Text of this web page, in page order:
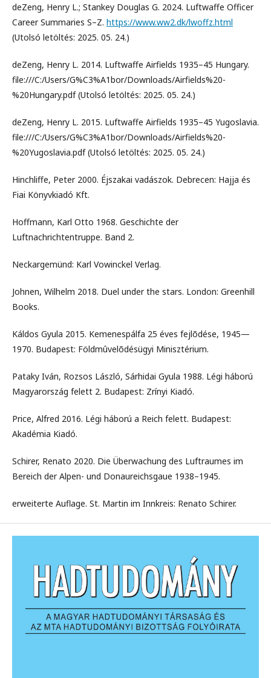
deZeng, Henry L.; Stankey Douglas G. 2024. Luftwaffe Officer
Career Summaries S–Z. https://www.ww2.dk/lwoffz.html
(Utolsó letöltés: 2025. 05. 24.)
deZeng, Henry L. 2014. Luftwaffe Airfields 1935–45 Hungary.
file:///C:/Users/G%C3%A1bor/Downloads/Airfields%20-
%20Hungary.pdf (Utolsó letöltés: 2025. 05. 24.)
deZeng, Henry L. 2015. Luftwaffe Airfields 1935–45 Yugoslavia.
file:///C:/Users/G%C3%A1bor/Downloads/Airfields%20-
%20Yugoslavia.pdf (Utolsó letöltés: 2025. 05. 24.)
Hinchliffe, Peter 2000. Éjszakai vadászok. Debrecen: Hajja és
Fiai Könyvkiadó Kft.
Hoffmann, Karl Otto 1968. Geschichte der
Luftnachrichtentruppe. Band 2.
Neckargemünd: Karl Vowinckel Verlag.
Johnen, Wilhelm 2018. Duel under the stars. London: Greenhill
Books.
Káldos Gyula 2015. Kemenespálfa 25 éves fejlõdése, 1945—
1970. Budapest: Földmûvelõdésügyi Minisztérium.
Pataky Iván, Rozsos László, Sárhidai Gyula 1988. Légi háború
Magyarország felett 2. Budapest: Zrínyi Kiadó.
Price, Alfred 2016. Légi háború a Reich felett. Budapest:
Akadémia Kiadó.
Schirer, Renato 2020. Die Überwachung des Luftraumes im
Bereich der Alpen- und Donaureichsgaue 1938–1945.
erweiterte Auflage. St. Martin im Innkreis: Renato Schirer.